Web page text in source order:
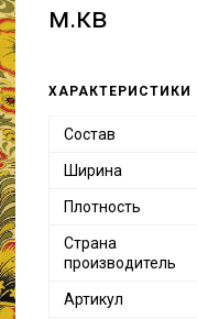
м.кв
ХАРАКТЕРИСТИКИ
Состав
Ширина
Плотность
Страна
производитель
Артикул